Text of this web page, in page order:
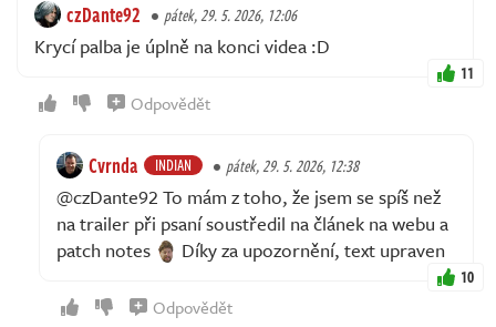
czDante92 pátek, 29. 5. 2026, 12:06
Krycí palba je úplně na konci videa :D
11
Odpovědět
Cvrnda INDIAN pátek, 29. 5. 2026, 12:38
@czDante92 To mám z toho, že jsem se spíš než
na trailer při psaní soustředil na článek na webu a
patch notes
Díky za upozornění, text upraven
10
Odpovědět